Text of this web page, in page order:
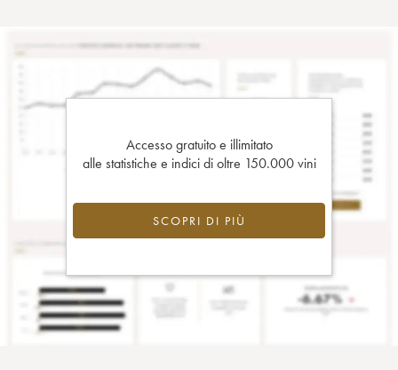
Accesso gratuito e illimitato
alle statistiche e indici di oltre 150.000 vini
SCOPRI DI PIÙ